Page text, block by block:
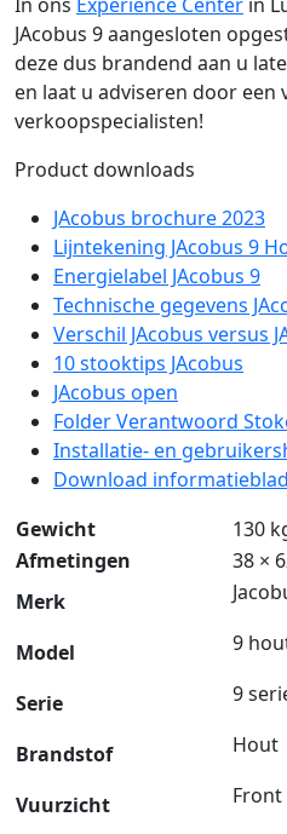
JAcobus 9 aangesloten
deze dus brandend aan u
en laat u adviseren door een
verkoopspecialisten!
Product downloads
JAcobus brochure 2023
Lijntekening JAcobus 9
Energielabel JAcobus 9
Technische gegevens
Verschil JAcobus versus
10 stooktips JAcobus
JAcobus open
Folder Verantwoord
Installatie- en
Download informatieblad
Gewicht
130
Afmetingen
38 ×
Merk
Model 9
Serie 9
Brandstof Hout
Vuurzicht
Front